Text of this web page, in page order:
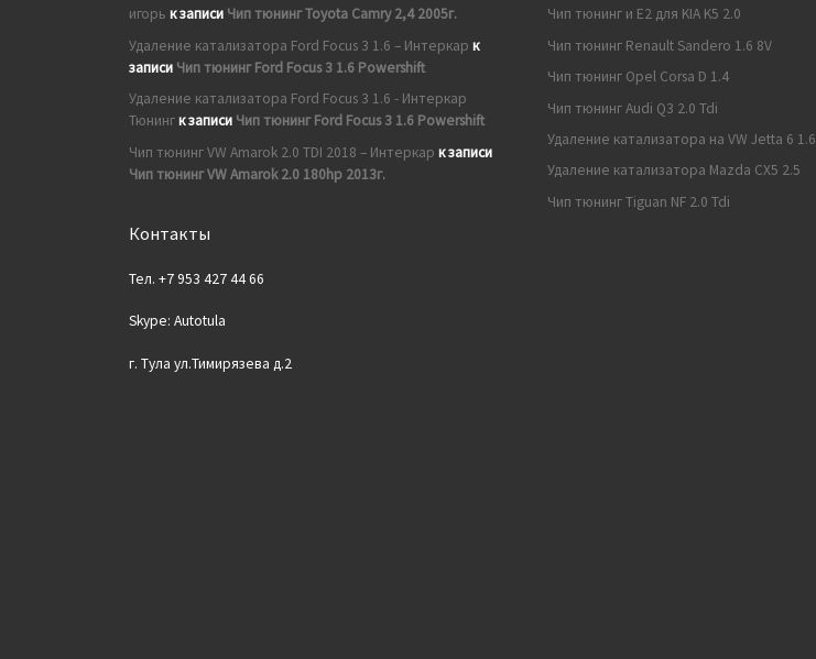
игорь к записи Чип тюнинг Toyota Camry 2,4 2005г.
Удаление катализатора Ford Focus 3 1.6 – Интеркар к
записи Чип тюнинг Ford Focus 3 1.6 Powershift
Удаление катализатора Ford Focus 3 1.6 - Интеркар
Тюнингк записи Чип тюнинг Ford Focus 3 1.6 Powershift
Чип тюнинг VW Amarok 2.0 TDI 2018 – Интеркар к записи
Чип тюнинг VW Amarok 2.0 180hp 2013г.
Контакты
Тел. +7 953 427 44 66
Skype: Autotula
г. Тула ул.Тимирязева д.2
Чип тюнинг и E2 для KIA K5 2.0
Чип тюнинг Renault Sandero 1.6 8V
Чип тюнинг Opel Corsa D 1.4
Чип тюнинг Audi Q3 2.0 Tdi
Удаление катализатора на VW Jetta 6 1.6
Удаление катализатора Mazda CX5 2.5
Чип тюнинг Tiguan NF 2.0 Tdi